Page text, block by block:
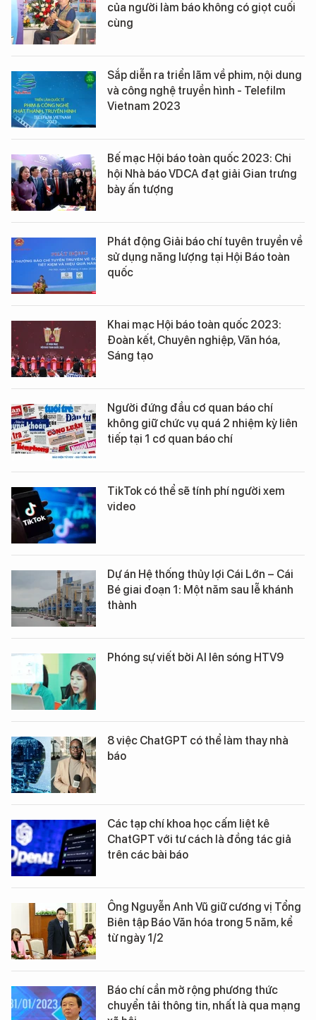
của người làm báo không có giọt cuối
cùng
Sắp diễn ra triển lãm về phim, nội dung
và công nghệ truyền hình - Telefilm
Vietnam 2023
Bế mạc Hội báo toàn quốc 2023: Chi
hội Nhà báo VDCA đạt giải Gian trưng
bày ấn tượng
Phát động Giải báo chí tuyên truyền về
sử dụng năng lượng tại Hội Báo toàn
quốc
Khai mạc Hội báo toàn quốc 2023:
Đoàn kết, Chuyên nghiệp, Văn hóa,
Sáng tạo
Người đứng đầu cơ quan báo chí
không giữ chức vụ quá 2 nhiệm kỳ liên
tiếp tại 1 cơ quan báo chí
TikTok có thể sẽ tính phí người xem
video
Dự án Hệ thống thủy lợi Cái Lớn – Cái
Bé giai đoạn 1: Một năm sau lễ khánh
thành
Phóng sự viết bởi AI lên sóng HTV9
8 việc ChatGPT có thể làm thay nhà
báo
Các tạp chí khoa học cấm liệt kê
ChatGPT với tư cách là đồng tác giả
trên các bài báo
Ông Nguyễn Anh Vũ giữ cương vị Tổng
Biên tập Báo Văn hóa trong 5 năm, kể
từ ngày 1/2
Báo chí cần mở rộng phương thức
chuyển tải thông tin, nhất là qua mạng